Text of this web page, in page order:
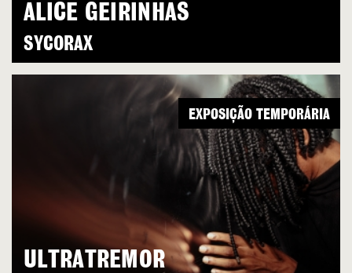
ALICE GEIRINHAS
SYCORAX
ULTRATREMOR
EXPOSIÇÃO TEMPORÁRIA